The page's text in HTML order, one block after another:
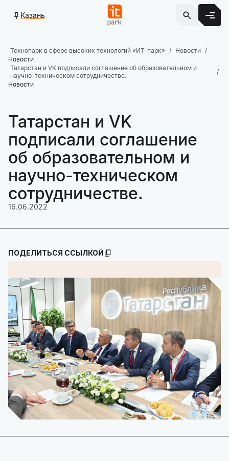
Казань
Технопарк в сфере высоких технологий «ИТ-парк»
Новости
Новости
Татарстан и VK подписали соглашение об образовательном и
научно-техническом сотрудничестве.
Новости
Татарстан и VK
подписали соглашение
об образовательном и
научно-техническом
сотрудничестве.
16.06.2022
ПОДЕЛИТЬСЯ ССЫЛКОЙ